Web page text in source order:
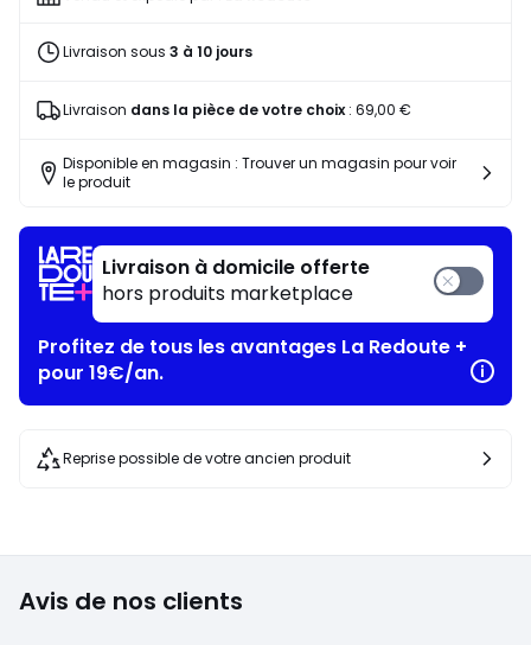
place
353,04
Livraison sous 3 à 10 jours
Livraison dans la pièce de votre choix: 69,00 €
Disponible en magasin : Trouver un magasin pour voir
le produit
Livraison à domicile offerte
hors produits marketplace
Profitez de tous les avantages La Redoute +
pour 19€/an.
Reprise possible de votre ancien produit
Avis de nos clients